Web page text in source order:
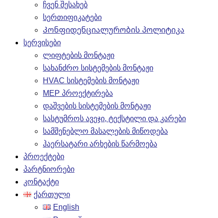
ჩვენ შესახებ
სერთიფიკატები
Კონფიდენციალურობის პოლიტიკა
სერვისები
ლიფტების მონტაჟი
სახანძრო სისტემების მონტაჟი
HVAC სისტემების მონტაჟი
MEP პროექტირება
დაშვების სისტემების მონტაჟი
სასტუმროს ავეჯი, ტექსტილი და კარები
სამშენებლო მასალების მიწოდება
ჰაერსატარი არხების წარმოება
პროექტები
პარტნიორები
კონტაქტი
ქართული
English